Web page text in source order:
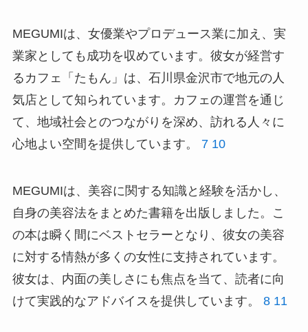
MEGUMIは、女優業やプロデュース業に加え、実
業家としても成功を収めています。彼女が経営す
るカフェ「たもん」は、石川県金沢市で地元の人
気店として知られています。カフェの運営を通じ
て、地域社会とのつながりを深め、訪れる人々に
心地よい空間を提供しています。 7 10
MEGUMIは、美容に関する知識と経験を活かし、
自身の美容法をまとめた書籍を出版しました。こ
の本は瞬く間にベストセラーとなり、彼女の美容
に対する情熱が多くの女性に支持されています。
彼女は、内面の美しさにも焦点を当て、読者に向
けて実践的なアドバイスを提供しています。 8 11